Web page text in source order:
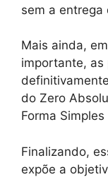
sem a
Mais ainda,
importante, as
do Zero
Forma
Finalizando,
expõe a